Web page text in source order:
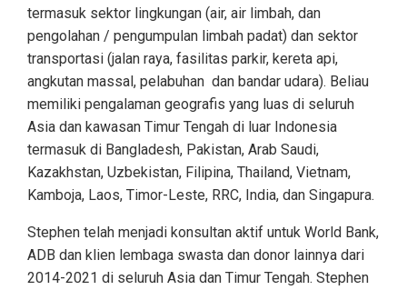
termasuk sektor lingkungan (air, air limbah, dan
pengolahan / pengumpulan limbah padat) dan sektor
transportasi (jalan raya, fasilitas parkir, kereta api,
angkutan massal, pelabuhan dan bandar udara). Beliau
memiliki pengalaman geografis yang luas di seluruh
Asia dan kawasan Timur Tengah di luar Indonesia
termasuk di Bangladesh, Pakistan, Arab Saudi,
Kazakhstan, Uzbekistan, Filipina, Thailand, Vietnam,
Kamboja, Laos, Timor-Leste, RRC, India, dan Singapura.
Stephen telah menjadi konsultan aktif untuk World Bank,
ADB dan klien lembaga swasta dan donor lainnya dari
2014-2021 di seluruh Asia dan Timur Tengah. Stephen